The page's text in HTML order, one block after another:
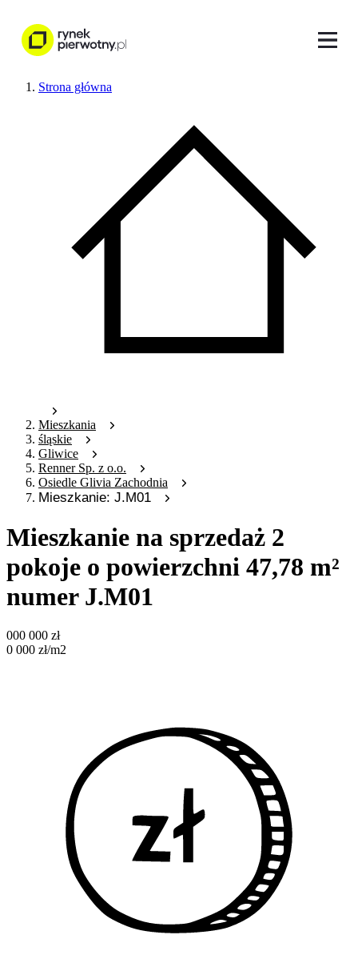
Strona główna
Mieszkania
śląskie
Gliwice
Renner Sp. z o.o.
Osiedle Glivia Zachodnia
Mieszkanie: J.M01
Mieszkanie na sprzedaż 2
pokoje o powierzchni 47,78 m²
numer J.M01
000 000 zł
0 000 zł/m2